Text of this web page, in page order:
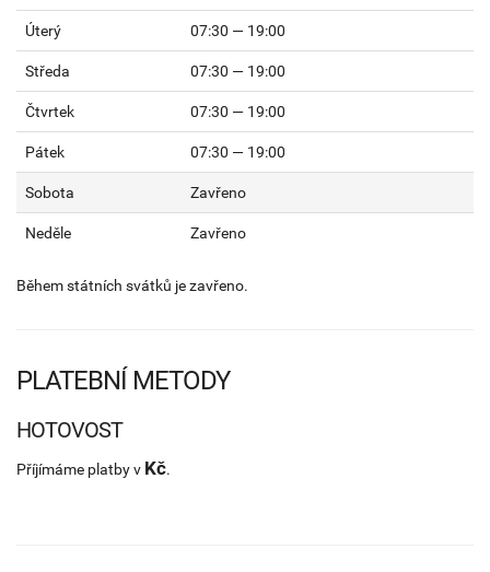
Úterý 07:30 — 19:00
Středa 07:30 — 19:00
Čtvrtek 07:30 — 19:00
Pátek 07:30 — 19:00
Sobota Zavřeno
Neděle Zavřeno
Během státních svátků je zavřeno.
PLATEBNÍ METODY
HOTOVOST
Příjímáme platby v Kč.